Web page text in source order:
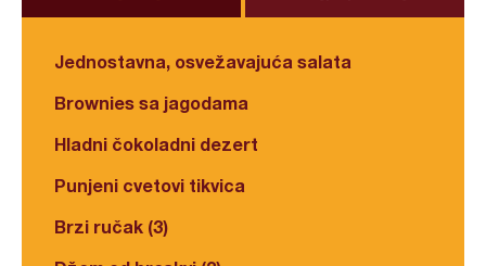
Jednostavna, osvežavajuća salata
Brownies sa jagodama
Hladni čokoladni dezert
Punjeni cvetovi tikvica
Brzi ručak (3)